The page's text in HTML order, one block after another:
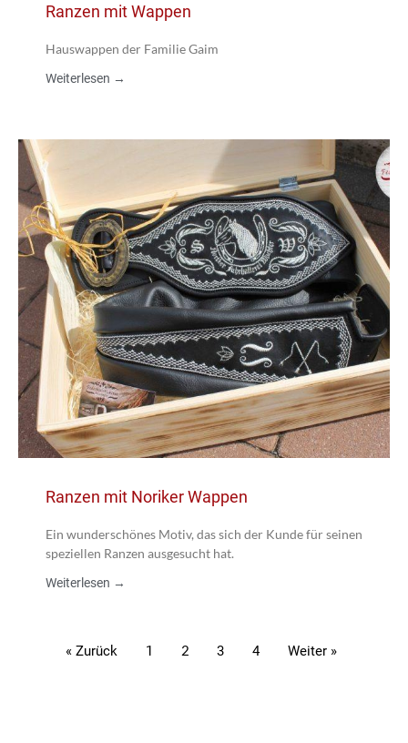
Ranzen mit Wappen
Hauswappen der Familie Gaim
Weiterlesen →
Ranzen mit Noriker Wappen
Ein wunderschönes Motiv, das sich der Kunde für seinen
speziellen Ranzen ausgesucht hat.
Weiterlesen →
« Zurück 1 2 3 4 Weiter »